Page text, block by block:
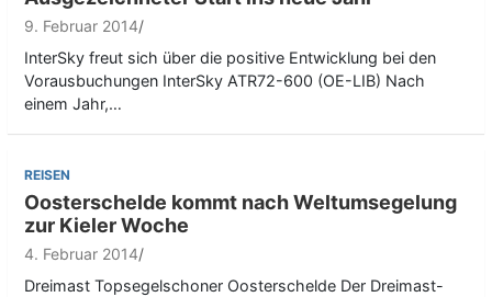
9. Februar 2014
InterSky freut sich über die positive Entwicklung bei den
Vorausbuchungen InterSky ATR72-600 (OE-LIB) Nach
einem Jahr,…
REISEN
Oosterschelde kommt nach Weltumsegelung
zur Kieler Woche
4. Februar 2014
Dreimast Topsegelschoner Oosterschelde Der Dreimast-